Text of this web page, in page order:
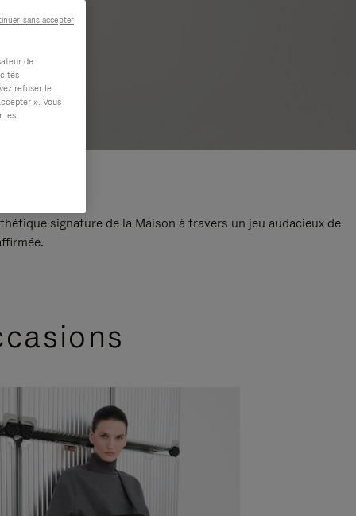
signature de la Maison à travers un jeu audacieux de
de
refuser le
». Vous
les
sans accepter